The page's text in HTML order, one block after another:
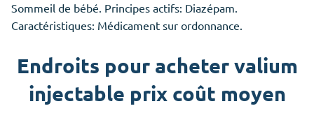
Sommeil de bébé. Principes actifs: Diazépam.
Caractéristiques: Médicament sur ordonnance.
Endroits pour acheter valium
injectable prix coût moyen